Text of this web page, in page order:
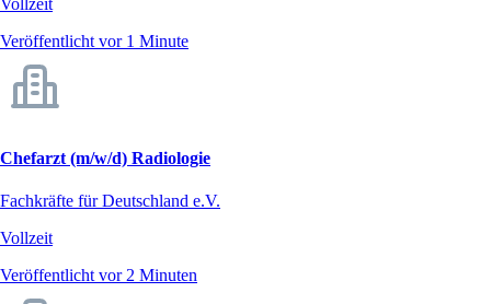
Veröffentlicht vor 1 Minute
Chefarzt (m/w/d) Radiologie
Fachkräfte für Deutschland e.V.
Vollzeit
Veröffentlicht vor 2 Minuten